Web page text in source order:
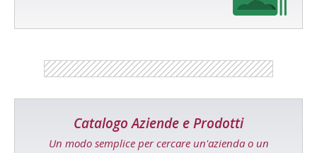
Catalogo Aziende e Prodotti
Un modo semplice per cercare un'azienda o un